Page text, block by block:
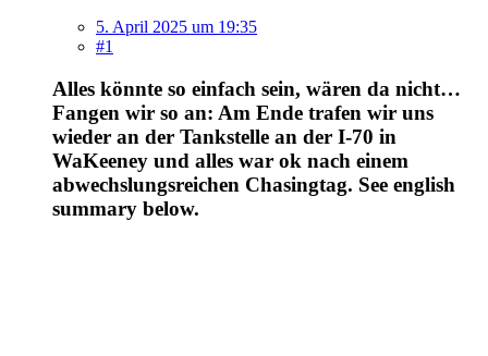
5. April 2025 um 19:35
#1
Alles könnte so einfach sein, wären da nicht…
Fangen wir so an: Am Ende trafen wir uns
wieder an der Tankstelle an der I-70 in
WaKeeney und alles war ok nach einem
abwechslungsreichen Chasingtag. See english
summary below.